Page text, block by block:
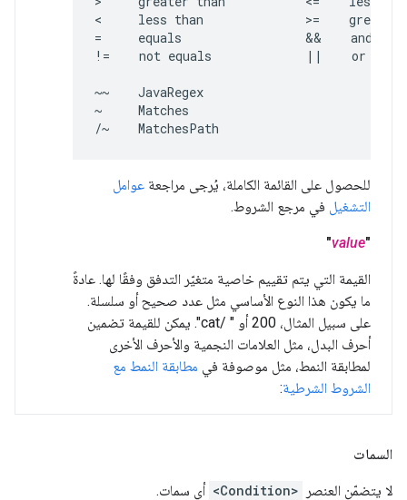
<     less than              >=    greater
=     equals                 &&    and
!=    not equals             ||    or
~~    JavaRegex
~     Matches
/~    MatchesPath
للحصول على القائمة الكاملة، يُرجى مراجعة عوامل
التشغيل في مرجع الشروط.
"
value
"
القيمة التي يتم تقييم خاصية متغيّر التدفق وفقًا لها. عادةً
ما يكون هذا النوع الأساسي مثل عدد صحيح أو سلسلة.
على سبيل المثال، 200 أو " /cat". يمكن للقيمة تضمين
أحرف البدل، مثل العلامات النجمية والأحرف الأخرى
لمطابقة النمط، مثل موصوفة في مطابقة النمط مع
الشروط الشرطية:
السمات
لا يتضمّن العنصر <Condition> أي سمات.